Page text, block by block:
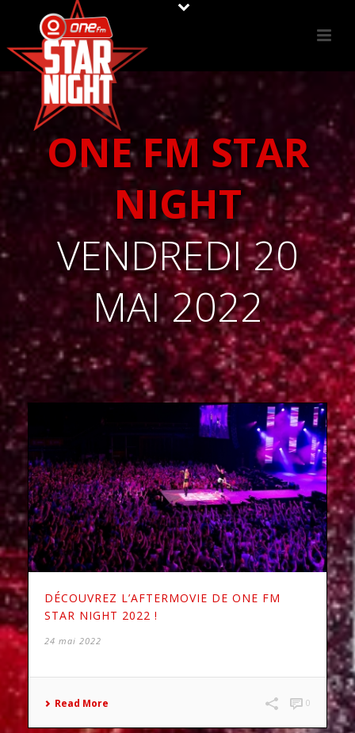
ONE FM STAR
NIGHT
VENDREDI 20
MAI 2022
DÉCOUVREZ L’AFTERMOVIE DE ONE FM
STAR NIGHT 2022 !
24 mai 2022
Read More 0